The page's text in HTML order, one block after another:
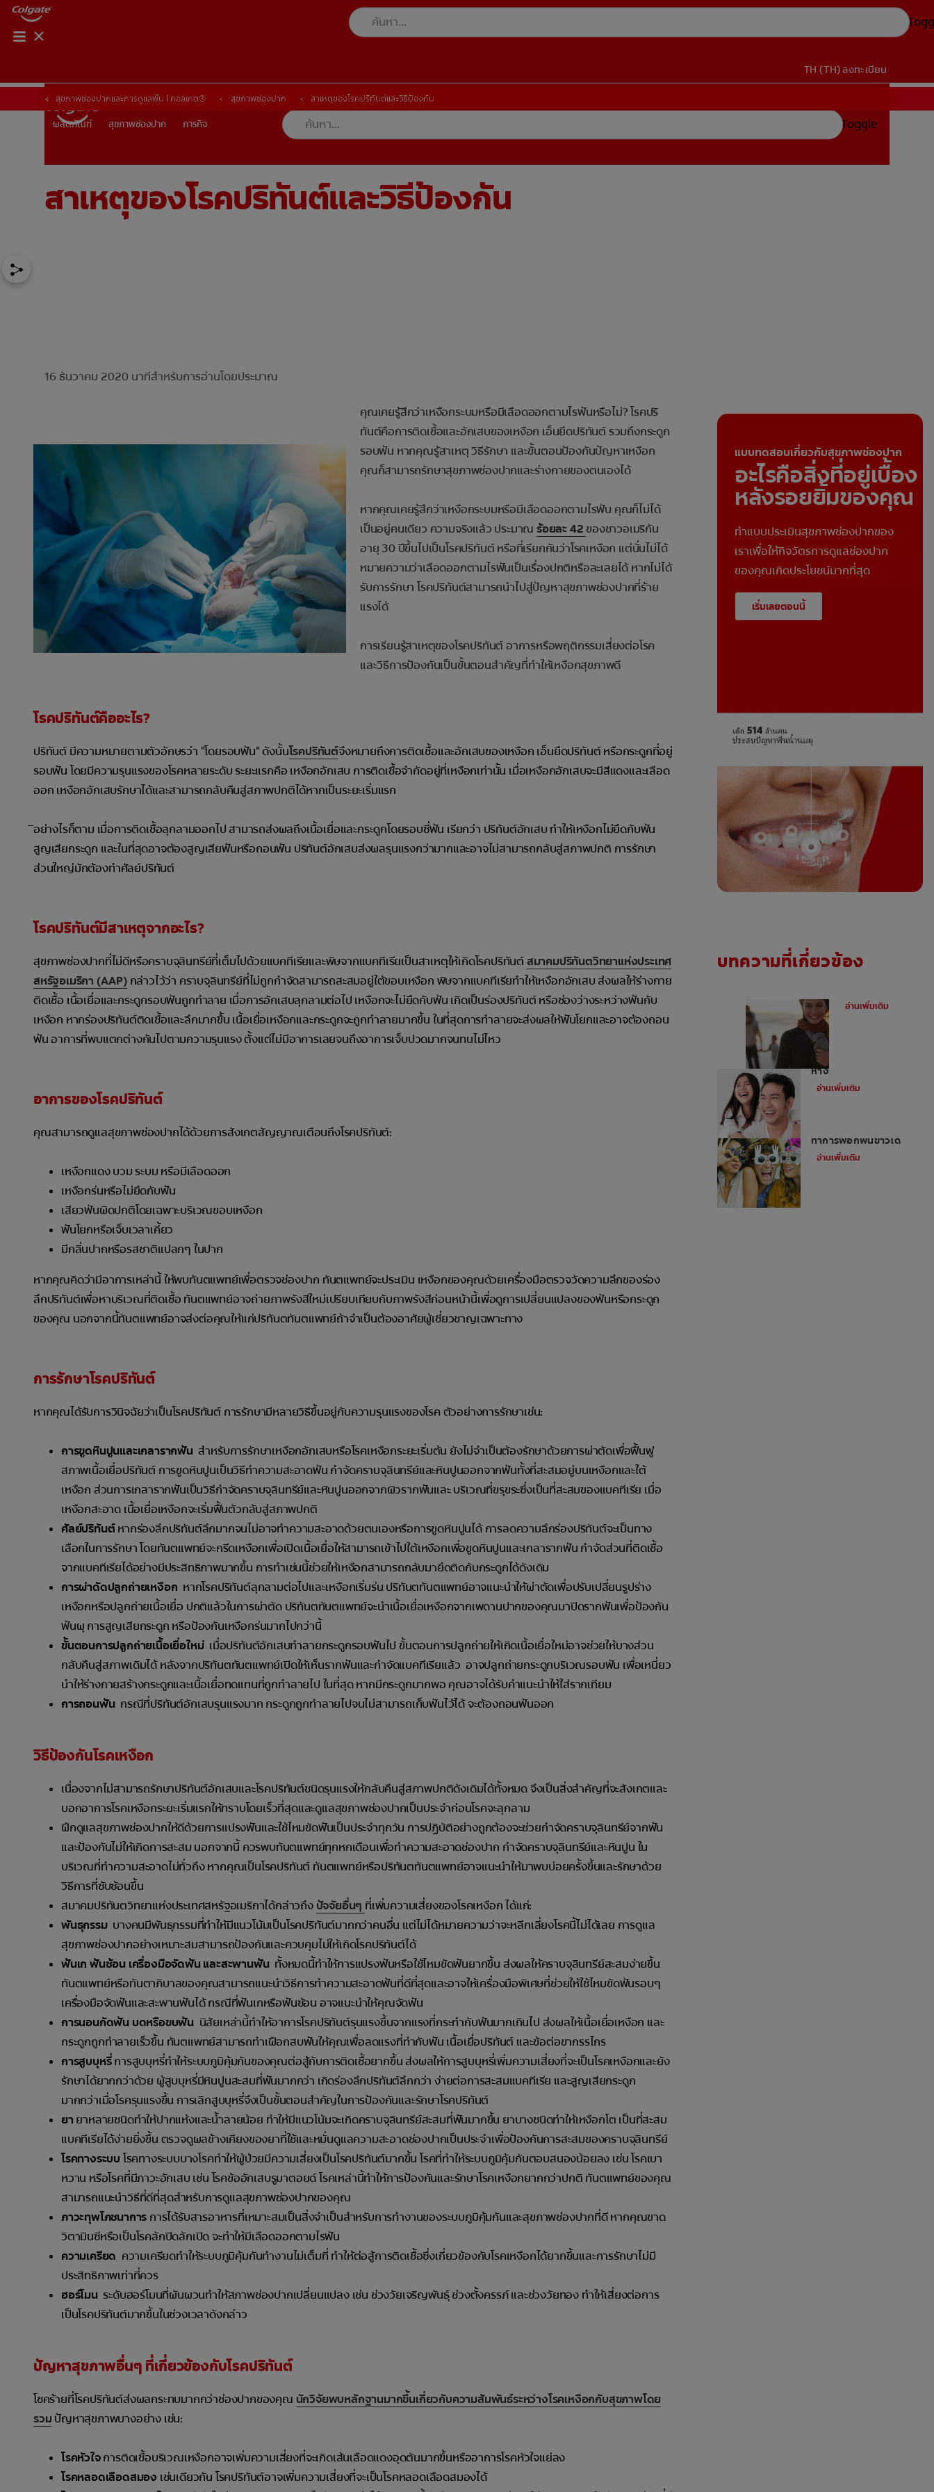
ผลิตภัณฑ์ สุขภาพช่องปาก
TH (TH) ลงทะเบียน
TH (TH)ลงทะเบียน
ผลิตภัณฑ์ สุขภาพช่องปาก ภารกิจ
การจับคู่ผลิตภัณฑ์
Toggle
สุขภาพช่องปากและการดูแลฟัน | คอลเกต® สุขภาพช่องปาก สาเหตุของโรคปริทันต์และวิธีป้องกัน
สาเหตุของโรคปริทันต์และวิธีป้องกัน
16 ธันวาคม 2020 นาทีสำหรับการอ่านโดยประมาณ
คุณเคยรู้สึกว่าเหงือกระบมหรือมีเลือดออกตามไรฟันหรือไม่? โรคปริ
ทันต์คือการติดเชื้อและอักเสบของเหงือก เอ็นยึดปริทันต์ รวมถึงกระดูก
รอบฟัน หากคุณรู้สาเหตุ วิธีรักษา และขั้นตอนป้องกันปัญหาเหงือก
คุณก็สามารถรักษาสุขภาพช่องปากและร่างกายของตนเองได้
หากคุณเคยรู้สึกว่าเหงือกระบมหรือมีเลือดออกตามไรฟัน คุณก็ไม่ได้
เป็นอยู่คนเดียว ความจริงแล้ว ประมาณร้อยละ 42 ของชาวอเมริกัน
อายุ 30 ปีขึ้นไปเป็นโรคปริทันต์ หรือที่เรียกกันว่าโรคเหงือก แต่นั่นไม่ได้
หมายความว่าเลือดออกตามไรฟันเป็นเรื่องปกติหรือละเลยได้ หากไม่ได้
รับการรักษา โรคปริทันต์สามารถนำไปสู่ปัญหาสุขภาพช่องปากที่ร้าย
แรงได้
การเรียนรู้สาเหตุของโรคปริทันต์ อาการหรือพฤติกรรมเสี่ยงต่อโรค
และวิธีการป้องกันเป็นขั้นตอนสำคัญที่ทำให้เหงือกสุขภาพดี
โรคปริทันต์คืออะไร?
ปริทันต์ มีความหมายตามตัวอักษรว่า "โดยรอบฟัน" ดังนั้นโรคปริทันต์จึงหมายถึงการติดเชื้อและอักเสบของเหงือก เอ็นยึดปริทันต์ หรือกระดูกที่อยู่
รอบฟัน โดยมีความรุนแรงของโรคหลายระดับ ระยะแรกคือ เหงือกอักเสบ การติดเชื้อจำกัดอยู่ที่เหงือกเท่านั้น เมื่อเหงือกอักเสบจะมีสีแดงและเลือด
ออก เหงือกอักเสบรักษาได้และสามารถกลับคืนสู่สภาพปกติได้หากเป็นระยะเริ่มแรก
ิอย่างไรก็ตาม เมื่อการติดเชื้อลุกลามออกไป สามารถส่งผลถึงเนื้อเยื่อและกระดูกโดยรอบซี่ฟัน เรียกว่า ปริทันต์อักเสบ ทำให้เหงือกไม่ยึดกับฟัน
สูญเสียกระดูก และในที่สุดอาจต้องสูญเสียฟันหรือถอนฟัน ปริทันต์อักเสบส่งผลรุนแรงกว่ามากและอาจไม่สามารถกลับสู่สภาพปกติ การรักษา
ส่วนใหญ่มักต้องทำศัลย์ปริทันต์
โรคปริทันต์มีสาเหตุจากอะไร?
สุขภาพช่องปากที่ไม่ดีหรือคราบจุลินทรีย์ที่เต็มไปด้วยแบคทีเรียและพิษจากแบคทีเรียเป็นสาเหตุให้เกิดโรคปริทันต์สมาคมปริทันตวิทยาแห่งประเทศ
สหรัฐอเมริกา (AAP)กล่าวไว้ว่า คราบจุลินทรีย์ที่ไม่ถูกกำจัดสามารถสะสมอยู่ใต้ขอบเหงือก พิษจากแบคทีเรียทำให้เหงือกอักเสบ ส่งผลให้ร่างกาย
ติดเชื้อ เนื้อเยื่อและกระดูกรอบฟันถูกทำลาย เมื่อการอักเสบลุกลามต่อไป เหงือกจะไม่ยึดกับฟัน เกิดเป็นร่องปริทันต์ หรือช่องว่างระหว่างฟันกับ
เหงือก หากร่องปริทันต์ติดเชื้อและลึกมากขึ้้น เนื้อเยื่อเหงือกและกระดูกจะถูกทำลายมากขึ้น ในที่สุดการทำลายจะส่งผลให้ฟันโยกและอาจต้องถอน
ฟัน อาการที่พบแตกต่างกันไปตามความรุนแรง ตั้งแต่ไม่มีอาการเลยจนถึงอาการเจ็บปวดมากจนทนไม่ไหว
อาการของโรคปริทันต์
คุณสามารถดูแลสุขภาพช่องปากได้ด้วยการสังเกตสัญญาณเตือนถึงโรคปริทันต์:
เหงือกแดง บวม ระบม หรือมีเลือดออก
เหงือกร่นหรือไม่ยึดกับฟัน
เสียวฟันผิดปกติโดยเฉพาะบริเวณขอบเหงือก
ฟันโยกหรือเจ็บเวลาเคี้ยว
มีกลิ่นปากหรือรสชาติแปลกๆ ในปาก
หากคุณคิดว่ามีอาการเหล่านี้ ให้พบทันตแพทย์เพื่อตรวจช่องปาก ทันตแพทย์จะประเมิน เหงือกของคุณด้วยเครื่องมือตรวจวัดความลึกของร่อง
ลึกปริทันต์เพื่อหาบริเวณที่ติดเชื้อ ทันตแพทย์อาจถ่ายภาพรังสีใหม่เปรียบเทียบกับภาพรังสีก่อนหน้านี้เพื่อดูการเปลี่ยนแปลงของฟันหรือกระดูก
ของคุณ นอกจากนี้ทันตแพทย์อาจส่งต่อคุณให้แก่ปริทันตทันตแพทย์ถ้าจำเป็นต้องอาศัยผู้เชี่ยวชาญเฉพาะทาง
การรักษาโรคปริทันต์
หากคุณได้รับการวินิจฉัยว่าเป็นโรคปริทันต์ การรักษามีหลายวิธีขึ้นอยู่กับความรุนแรงของโรค ตัวอย่างการรักษาเช่น:
การขูดหินปูนและเกลารากฟัน สำหรับการรักษาเหงือกอักเสบหรือโรคเหงือกระยะเริ่มต้น ยังไม่จำเป็นต้องรักษาด้วยการผ่าตัดเพื่อฟื้นฟู
สภาพเนื้อเยื่อปริทันต์ การขูดหินปูนเป็นวิธีทำความสะอาดฟัน กำจัดคราบจุลินทรีย์และหินปูนออกจากฟันทั้งที่สะสมอยู่บนเหงือกและใต้
เหงือก ส่วนการเกลารากฟันเป็นวิธีกำจัดคราบจุลินทรีย์และหินปูนออกจากผิวรากฟันและ บริเวณที่ขรุขระซึ่งเป็นที่สะสมของแบคทีเรีย เมื่อ
เหงือกสะอาด เนื้อเยื่อเหงือกจะเริ่มฟื้นตัวกลับสู่สภาพปกติ
ศัลย์ปริทันต์หากร่องลึกปริทันต์ลึกมากจนไม่อาจทำความสะอาดด้วยตนเองหรือการขูดหินปูนได้ การลดความลึกร่องปริทันต์จะเป็นทาง
เลือกในการรักษา โดยทันตแพทย์จะกรีดเหงือกเพื่อเปิดเนื้อเยื่อให้สามารถเข้าไปใต้เหงือกเพื่อขูดหินปูนและเกลารากฟัน กำจัดส่วนที่ติดเชื้อ
จากแบคทีเรียได้อย่างมีประสิทธิภาพมากขึ้น การทำเช่นนี้ช่วยให้เหงือกสามารถกลับมายึดติดกับกระดูกได้ดังเดิม
การผ่าดัดปลูกถ่ายเหงือก หากโรคปริทันต์ลุกลามต่อไปและเหงือกเริ่มร่น ปริทันตทันตแพทย์อาจแนะนำให้ผ่าตัดเพื่อปรับเปลี่ยนรูปร่าง
เหงือกหรือปลูกถ่ายเนื้อเยื่อ ปกติแล้วในการผ่าตัด ปริทันตทันตแพทย์จะนำเนื้อเยื่อเหงือกจากเพดานปากของคุณมาปิดรากฟันเพื่อป้องกัน
ฟันผุ การสูญเสียกระดูก หรือป้องกันเหงือกร่นมากไปกว่านี้
ขั้นตอนการปลูกถ่ายเนื้อเยื่อใหม่ เมื่อปริทันต์อักเสบทำลายกระดูกรอบฟันไป ขั้นตอนการปลูกถ่ายให้เกิดเนื้อเยื่อใหม่อาจช่วยให้บางส่วน
กลับคืนสู่สภาพเดิมได้ หลังจากปริทันตทันตแพทย์เปิดให้เห็นรากฟันและกำจัดแบคทีเรียแล้ว อาจปลูกถ่ายกระดูกบริเวณรอบฟัน เพื่อเหนี่ยว
นำให้ร่างกายสร้างกระดูกและเนื้อเยื่อทดแทนที่ถูกทำลายไป ในที่สุด หากมีกระดูกมากพอ คุณอาจได้รับคำแนะนำให้ใส่รากเทียม
การถอนฟัน กรณีที่ปริทันต์อักเสบรุนแรงมาก กระดูกถูกทำลายไปจนไม่สามารถเก็บฟันไว้ได้ จะต้องถอนฟันออก
วิธีป้องกันโรคเหงือก
เนื่องจากไม่สามารถรักษาปริทันต์อักเสบและโรคปริทันต์ชนิดรุนแรงให้กลับคืนสู่สภาพปกติดังเดิมได้ทั้งหมด จึงเป็นสิ่งสำคัญที่จะสังเกตและ
บอกอาการโรคเหงือกระยะเริ่มแรกให้ทราบโดยเร็วที่สุดและดูแลสุขภาพช่องปากเป็นประจำก่อนโรคจะลุกลาม
ฝึกดูแลสุขภาพช่องปากให้ดีด้วยการแปรงฟันและใช้ไหมขัดฟันเป็นประจำทุกวัน การปฏิบัติอย่างถูกต้องจะช่วยกำจัดคราบจุลินทรีย์จากฟัน
และป้องกันไม่ให้เกิดการสะสม นอกจากนี้ ควรพบทันตแพทย์ทุกหกเดือนเพื่อทำความสะอาดช่องปาก กำจัดคราบจุลินทรีย์และหินปูน ใน
บริเวณที่ทำความสะอาดไม่ทั่วถึง หากคุณเป็นโรคปริทันต์ ทันตแพทย์หรือปริทันตทันตแพทย์อาจแนะนำให้มาพบบ่อยครั้งขึ้นและรักษาด้วย
วิธีการที่ซับซ้อนขึ้น
สมาคมปริทันตวิทยาแห่งประเทศสหรัฐอเมริกาได้กล่าวถึง ปัจจัยอื่นๆ ที่เพิ่มความเสี่ยงของโรคเหงือก ได้แก่:
พันธุกรรมบางคนมีพันธุกรรมที่ทำให้มีแนวโน้มเป็นโรคปริทันต์มากกว่าคนอื่น แต่ไม่ได้หมายความว่าจะหลีกเลี่ยงโรคนี้ไม่ได้เลย การดูแล
สุขภาพช่องปากอย่างเหมาะสมสามารถป้องกันและควบคุมไม่ให้เกิดโรคปริทันต์ได้
ฟันเก ฟันซ้อน เครื่องมือจัดฟัน และสะพานฟัน ทั้งหมดนี้ทำให้การแปรงฟันหรือใช้ไหมขัดฟันยากขึ้น ส่งผลให้คราบจุลินทรีย์สะสมง่ายขึ้น
ทันตแพทย์หรือทันตาภิบาลของคุณสามารถแนะนำวิธีการทำความสะอาดฟันที่ดีที่สุดและอาจให้เครื่องมือพิเศษที่ช่วยให้ใช้ไหมขัดฟันรอบๆ
เครื่องมือจัดฟันและสะพานฟันได้ กรณีที่ฟันเกหรือฟันซ้อน อาจแนะนำให้คุณจัดฟัน
การนอนกัดฟัน บดหรือขบฟัน นิสัยเหล่านี้ทำให้อาการโรคปริทันต์รุนแรงขึ้นจากแรงที่กระทำกับฟันมากเกินไป ส่งผลให้เนื้อเยื่อเหงือก และ
กระดูกถูกทำลายเร็วขึ้น ทันตแพทย์สามารถทำเฝือกสบฟันให้คุณเพื่อลดแรงที่ทำกับฟัน เนื้อเยื่อปริทันต์ และข้อต่อขากรรไกร
การสูบบุหรี่การสูบบุหรี่ทำให้ระบบภูมิคุ้มกันของคุณต่อสู้กับการติดเชื้อยากขึ้น ส่งผลให้การสูบบุหรี่เพิ่มความเสี่ยงที่จะเป็นโรคเหงือกและยัง
รักษาได้ยากกว่าด้วย ผู้สูบบุหรี่มีหินปูนสะสมที่ฟันมากกว่า เกิดร่องลึกปริทันต์ลึกกว่า ง่ายต่อการสะสมแบคทีเรีย และสูญเสียกระดูก
มากกว่าเมื่อโรครุนแรงขึ้น การเลิกสูบบุหรี่จึงเป็นขั้นตอนสำคัญในการป้องกันและรักษาโรคปริทันต์
ยา ยาหลายชนิดทำให้ปากแห้งและน้ำลายน้อย ทำให้มีแนวโน้มจะเกิดคราบจุลินทรีย์สะสมที่ฟันมากขึ้น ยาบางชนิดทำให้เหงือกโต เป็นที่สะสม
แบคทีเรียได้ง่ายยิ่งขึ้น ตรวจดูผลข้างเคียงของยาที่ใช้และหมั่นดูแลความสะอาดช่องปากเป็นประจำเพื่อป้องกันการสะสมของคราบจุลินทรีย์
โรคทางระบบ โรคทางระบบบางโรคทำให้ผู้ป่วยมีความเสี่ยงเป็นโรคปริทันต์มากขึ้น โรคที่ทำให้ระบบภูมิคุ้มกันตอบสนองน้อยลง เช่น โรคเบา
หวาน หรือโรคที่มีภาวะอักเสบ เช่น โรคข้ออักเสบรูมาตอยด์ โรคเหล่านี้ทำให้การป้องกันและรักษาโรคเหงือกยากกว่าปกติ ทันตแพทย์ของคุณ
สามารถแนะนำวิธีที่ดีที่สุดสำหรับการดูแลสุขภาพช่องปากของคุณ
ภาวะทุพโภชนาการ การได้รับสารอาหารที่เหมาะสมเป็นสิ่งจำเป็นสำหรับการทำงานของระบบภูมิคุ้มกันและสุขภาพช่องปากที่ดี หากคุณขาด
วิตามินซีหรือเป็นโรคลักปิดลักเปิด จะทำให้มีเลือดออกตามไรฟัน
ความเครียด ความเครียดทำให้ระบบภูมิคุ้มกันทำงานไม่เต็มที่ ทำให้ต่อสู้การติดเชื้อซึ่งเกี่ยวข้องกับโรคเหงือกได้ยากขึ้นและการรักษาไม่มี
ประสิทธิภาพเท่าที่ควร
ฮอร์โมน ระดับฮอร์โมนที่ผันผวนทำให้สภาพช่องปากเปลี่ยนแปลง เช่น ช่วงวัยเจริญพันธ์ุ ช่วงตั้งครรภ์ และช่วงวัยทอง ทำให้เสี่ยงต่อการ
เป็นโรคปริทันต์มากขึ้นในช่วงเวลาดังกล่าว
ปัญหาสุขภาพอื่นๆ ที่เกี่ยวข้องกับโรคปริทันต์
โชคร้ายที่โรคปริทันต์ส่งผลกระทบมากกว่าช่องปากของคุณ นักวิจัยพบหลักฐานมากขึ้นเกี่ยวกับความสัมพันธ์ระหว่างโรคเหงือกกับสุขภาพโดย
รวมปัญหาสุขภาพบางอย่าง เช่น:
โรคหัวใจการติดเชื้อบริเวณเหงือกอาจเพิ่มความเสี่ยงที่จะเกิดเส้นเลือดแดงอุดตันมากขึ้นหรืออาการโรคหัวใจแย่ลง
โรคหลอดเลือดสมอง เช่นเดียวกัน โรคปริทันต์อาจเพิ่มความเสี่ยงที่จะเป็นโรคหลอดเลือดสมองได้
แบบทดสอบเกี่ยวกับสุขภาพช่องปาก
อะไรคือสิ่งที่อยู่เบื้อง
หลังรอยยิ้มของคุณ
ทำแบบประเมินสุขภาพช่องปากของ
เราเพื่อให้กิจวัตรการดูแลช่องปาก
ของคุณเกิดประโยชน์มากที่สุด
เริ่มเลยตอนนี้
บทความที่เกี่ยวข้อง
อ่านเพิ่มเติม
อุดฟันหน้าสำหรับฟันหน้า
ห่าง
อ่านเพิ่มเติม
ทำการฟอกฟันขาวได้
อ่านเพิ่มเติม